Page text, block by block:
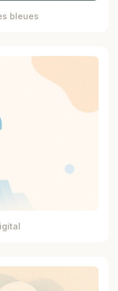
bleues